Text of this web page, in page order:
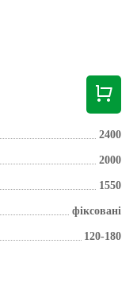
2400
2000
1550
фіксовані
120-180